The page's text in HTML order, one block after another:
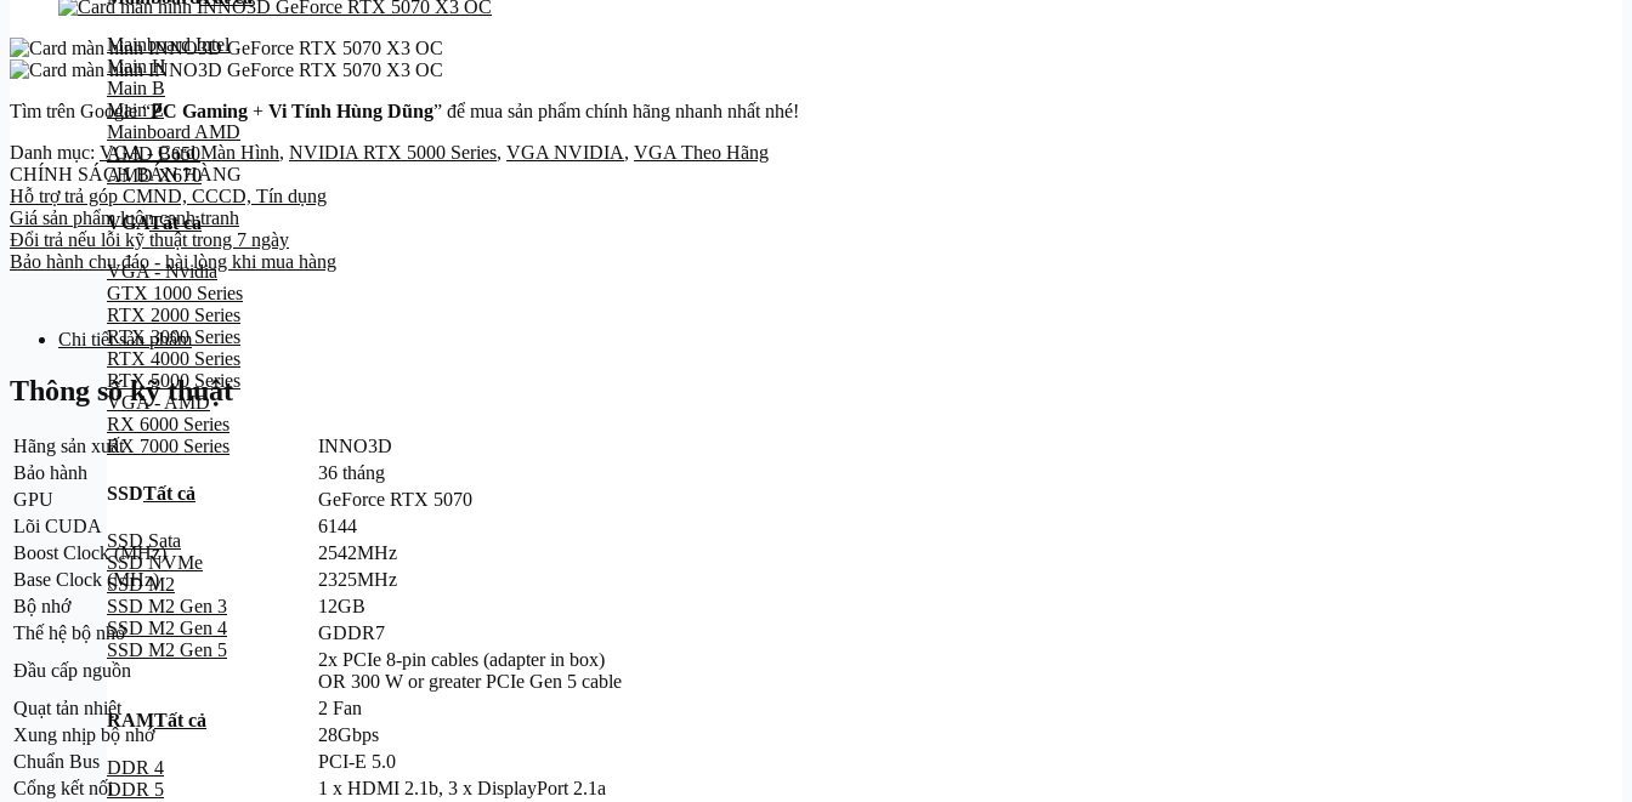
Mainboard Intel
Main H
Main B
Main Z
Mainboard AMD
AMD B650
AMD X670
VGATất cả
VGA - Nvidia
GTX 1000 Series
RTX 2000 Series
RTX 3000 Series
RTX 4000 Series
RTX 5000 Series
VGA - AMD
RX 6000 Series
RX 7000 Series
SSDTất cả
SSD Sata
SSD NVMe
SSD M2
SSD M2 Gen 3
SSD M2 Gen 4
SSD M2 Gen 5
RAMTất cả
DDR 4
DDR 5
Tìm trên Google “PC Gaming + Vi Tính Hùng Dũng” để mua sản phẩm chính hãng nhanh nhất nhé!
Danh mục: VGA - Card Màn Hình, NVIDIA RTX 5000 Series, VGA NVIDIA, VGA Theo Hãng
CHÍNH SÁCH BÁN HÀNG
Hỗ trợ trả góp CMND, CCCD, Tín dụng
Giá sản phẩm luôn cạnh tranh
Đổi trả nếu lỗi kỹ thuật trong 7 ngày
Bảo hành chu đáo - hài lòng khi mua hàng
Chi tiết sản phẩm
Thông số kỹ thuật
Hãng sản xuất
INNO3D
Bảo hành
36 tháng
GPU
GeForce RTX 5070
Lõi CUDA
6144
Boost Clock (MHz)
2542MHz
Base Clock (MHz)
2325MHz
Bộ nhớ
12GB
Thế hệ bộ nhớ
GDDR7
Đầu cấp nguồn
2x PCIe 8-pin cables (adapter in box)
OR 300 W or greater PCIe Gen 5 cable
Quạt tản nhiệt
2 Fan
Xung nhịp bộ nhớ
28Gbps
Chuẩn Bus
PCI-E 5.0
Cổng kết nối
1 x HDMI 2.1b, 3 x DisplayPort 2.1a